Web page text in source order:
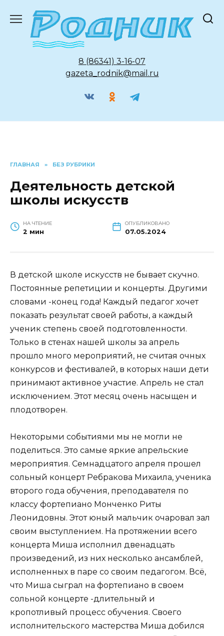
содержанию
8 (86341) 3-16-07
gazeta_rodnik@mail.ru
ГЛАВНАЯ » БЕЗ РУБРИКИ
Деятельность детской
школы искусств
НА ЧТЕНИЕ
2 мин
ОПУБЛИКОВАНО
07.05.2024
В детской школе искусств не бывает скучно.
Постоянные репетиции и концерты. Другими
словами -конец года! Каждый педагог хочет
показать результат своей работы, а каждый
ученик степень своей подготовленности.
Только в стенах нашей школы за апрель
прошло много мероприятий, не считая очных
конкурсов и фестивалей, в которых наши дети
принимают активное участие. Апрель не стал
исключением. Этот месяц очень насыщен и
плодотворен.
Некоторыми событиями мы не могли не
поделиться. Это самые яркие апрельские
мероприятия. Семнадцатого апреля прошел
сольный концерт Ребракова Михаила, ученика
второго года обучения, преподавателя по
классу фортепиано Монченко Риты
Леонидовны. Этот юный мальчик очаровал зал
своим выступлением. На протяжении всего
концерта Миша исполнил двенадцать
произведений, из них несколько ансамблей,
исполненных в паре со своим педагогом. Всё,
что Миша сыграл на фортепиано в своем
сольной концерте -длительный и
кропотливый процесс обучения. Своего
исполнительского мастерства Миша добился